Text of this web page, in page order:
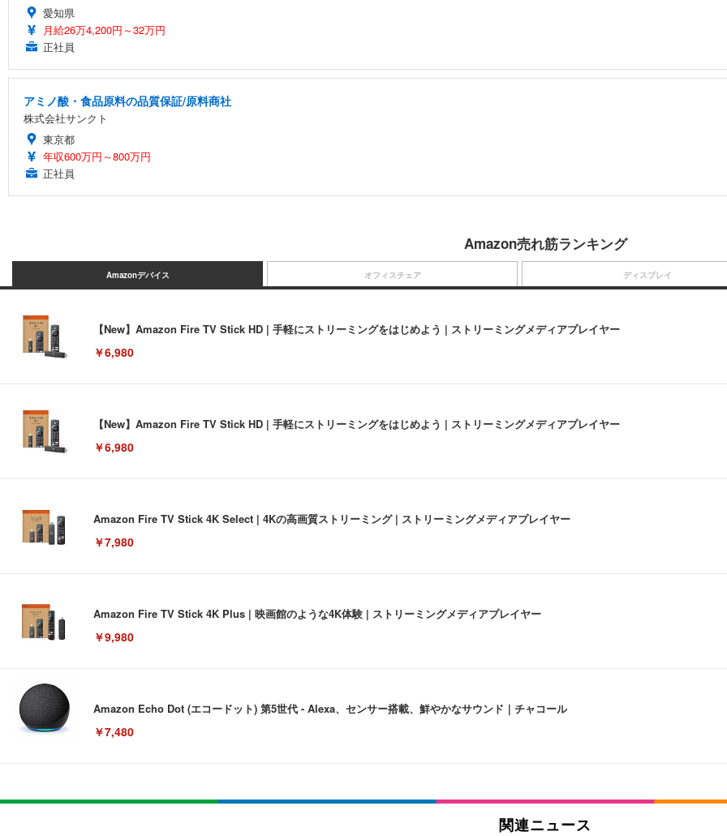
愛知県
月給26万4,200円～32万円
正社員
アミノ酸・食品原料の品質保証/原料商社
株式会社サンクト
東京都
年収600万円～800万円
正社員
Amazon売れ筋ランキング
Amazonデバイス
【New】Amazon Fire TV Stick HD | 手軽にストリーミングをはじめよう | ストリーミングメディアプレイヤー
￥6,980
【New】Amazon Fire TV Stick HD | 手軽にストリーミングをはじめよう | ストリーミングメディアプレイヤー
￥6,980
Amazon Fire TV Stick 4K Select | 4Kの高画質ストリーミング | ストリーミングメディアプレイヤー
￥7,980
Amazon Fire TV Stick 4K Plus | 映画館のような4K体験 | ストリーミングメディアプレイヤー
￥9,980
Amazon Echo Dot (エコードット) 第5世代 - Alexa、センサー搭載、鮮やかなサウンド｜チャコール
￥7,480
オフィスチェア
[EdoErgo] オフィスチェア 椅子 テレワーク 疲れない 跳ね上げ式アームレスト コンパクト 約105度ロッキング pc 事務椅子 360度回
ディスプレイ
EIZO ビジネス向けプレミアムモニター | FlexScan EV3240X-WT | 31.5型4K UHD・USB Type-C・ホワイト
Amazonベーシック ペットシーツ 薄型 レギュラー 1回使い捨て 無香料 ホワイト 300枚関連ニュース